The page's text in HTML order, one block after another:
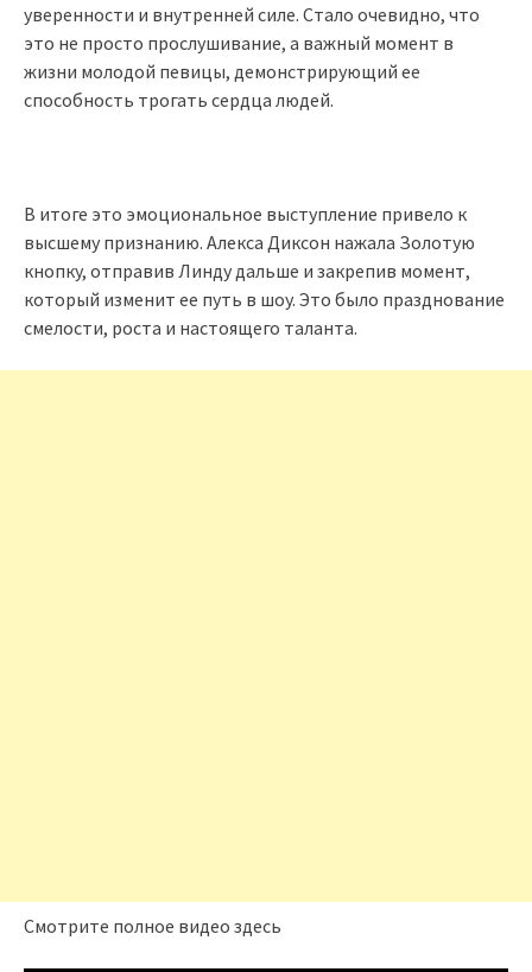
уверенности и внутренней силе. Стало очевидно, что
это не просто прослушивание, а важный момент в
жизни молодой певицы, демонстрирующий ее
способность трогать сердца людей.
В итоге это эмоциональное выступление привело к
высшему признанию. Алекса Диксон нажала Золотую
кнопку, отправив Линду дальше и закрепив момент,
который изменит ее путь в шоу. Это было празднование
смелости, роста и настоящего таланта.
Смотрите полное видео здесь